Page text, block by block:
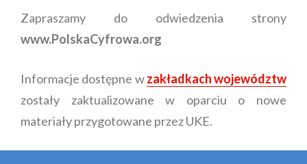
Zapraszamy do odwiedzenia strony
www.PolskaCyfrowa.org
Informacje dostępne wzakładkach województw
zostały zaktualizowane w oparciu o nowe
materiały przygotowane przez UKE.